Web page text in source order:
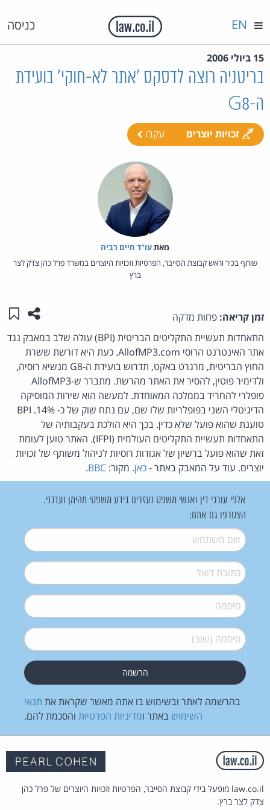
כניסה EN
15 ביולי 2006
בריטניה רוצה לדסקס 'אתר לא-חוקי' בועידת
ה-G8
זכויות יוצרים עקבו
מאת‏עו"ד חיים רביה
שותף בכיר וראש קבוצת הסייבר, הפרטיות וזכויות היוצרים במשרד פרל כהן צדק לצר
ברץ
זמן קריאה: פחות מדקה שתפו
התאחדות תעשיית התקליטים הבריטית (BPI) עולה שלב במאבק נגד
אתר האינטרנט הרוסי AllofMP3.com. כעת היא דורשת ששרת
החוץ הבריטית, מרגרט באקט, תדרוש בועידת ה-G8 מנשיא רוסיה,
ולדימיר פוטין, להסיר את האתר מהרשת. מתברר ש-AllofMP3
פופלרי להחריד בממלכה המאוחדת. למעשה הוא שירות המוסיקה
הדיגיטלי השני בפופלריות שלו שם, עם נתח שוק של כ- 14%. BPI
טוענת שהוא פועל שלא כדין. בכך היא הולכת בעקבותיה של
התאחדות תעשיית התקליטים העולמית (IFPI). האתר טוען לעומת
זאת שהוא פועל ברשיון של אגודות רוסיות לניהול משותף של זכויות
יוצרים. עוד על המאבק באתר -כאן. מקור: BBC
.
אלפי עורכי דין ואנשי משפט נעזרים בידע משפטי מהימן ועדכני.
הצטרפו גם אתם:
שם משתמש*
דואל*
סיסמה*
סיסמה (שוב)*
בהרשמה לאתר ובשימוש בו אתה מאשר שקראת את תנאי
השימוש באתר ומדיניות הפרטיות והסכמת להם.
law.co.il מופעל בידי קבוצת הסייבר, הפרטיות וזכויות היוצרים של פרל כהן
צדק לצר ברץ.